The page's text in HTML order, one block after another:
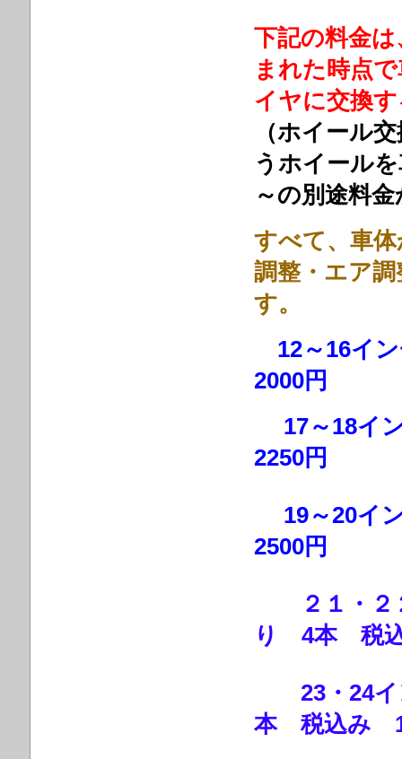
下記の料金
まれた時点
イヤに交換
（ホイール
うホイール
～の別途料
すべて、車
調整・エア
す。
12～
2000円
17～18イ
2250円
19～20イ
2500円
２１・２２
り 4本 税
23・24イ
本 税込み